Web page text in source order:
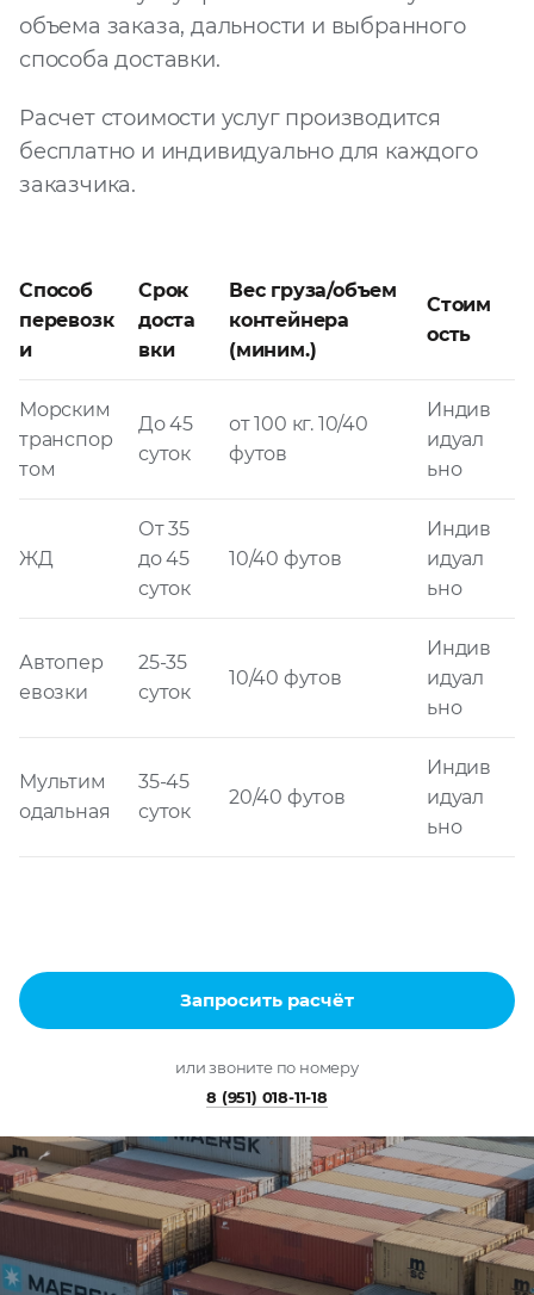
объема заказа, дальности и выбранного
способа доставки.
Расчет стоимости услуг производится
бесплатно и индивидуально для каждого
заказчика.
Способ
перевозк
и
Срок
доста
вки
Вес груза/объем
контейнера
(миним.)
Стоим
ость
Морским
транспор
том
До 45
суток
от 100 кг. 10/40
футов
Индив
идуал
ьно
ЖД
От 35
до 45
суток
10/40 футов
Индив
идуал
ьно
Автопер
евозки
25-35
суток
10/40 футов
Индив
идуал
ьно
Мультим
одальная
35-45
суток
20/40 футов
Индив
идуал
ьно
Запросить расчёт
или звоните по номеру
8 (951) 018-11-18